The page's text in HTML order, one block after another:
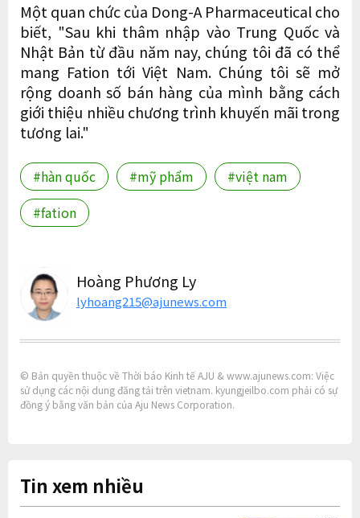
Một quan chức của Dong-A Pharmaceutical cho
biết, "Sau khi thâm nhập vào Trung Quốc và
Nhật Bản từ đầu năm nay, chúng tôi đã có thể
mang Fation tới Việt Nam. Chúng tôi sẽ mở
rộng doanh số bán hàng của mình bằng cách
giới thiệu nhiều chương trình khuyến mãi trong
tương lai."
#hàn quốc #mỹ phẩm
#việt nam
#fation
Hoàng Phương Ly
lyhoang215@ajunews.com
© Bản quyền thuộc về Thời báo Kinh tế AJU & www.ajunews.com: Việc
sử dụng các nội dung đăng tải trên vietnam. kyungjeilbo.com phải có sự
đồng ý bằng văn bản của Aju News Corporation.
Tin xem nhiều